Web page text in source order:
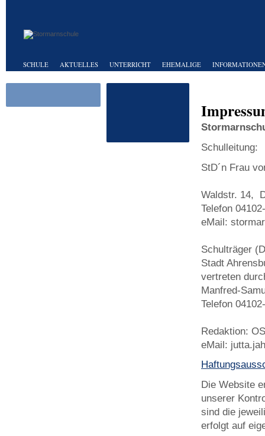
SCHULE AKTUELLES UNTERRICHT EHEMALIGE
Schulleitung:
StD´n Frau
Waldstr. 14,
Telefon
eMail:
Schulträger
Stadt
vertreten
Manfred-
Telefon
Redaktion:
eMail:
Die Website
unserer
sind die
erfolgt auf